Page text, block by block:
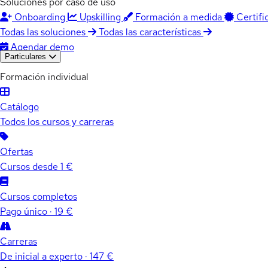
Onboarding
Upskilling Formación a medida
Todas las soluciones
Todas las características
Agendar demo
Particulares
Formación individual
Catálogo
Todos los cursos y carreras
Ofertas
Cursos desde 1 €
Cursos completos
Pago único · 19 €
Carreras
De inicial a experto · 147 €